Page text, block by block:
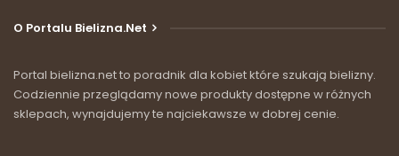
O Portalu Bielizna.net
Portal bielizna.net to poradnik dla kobiet które szukają bielizny.
Codziennie przeglądamy nowe produkty dostępne w różnych
sklepach, wynajdujemy te najciekawsze w dobrej cenie.